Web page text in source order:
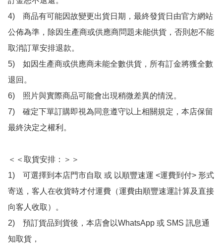
4)　商品有可能因故變更出貨日期，最終發貨日由官方網站
公佈為準，除因生產商或供應商問題未能供貨，否則恕不能
取消訂單安排退款。
5)　如因生產商或供應商未能全數供貨，所有訂金將獲全數
退回。
6)　照片與實際商品可能會出現稍微差異的情況。
7)　確定下單訂購即視為同意遵守以上相關規定，本店保留
最終決定之權利。
＜＜取貨安排：＞＞
1)　可選擇到本店門市自取 或 以順豐速運 <運費到付> 形式
寄送，客人在收貨時才付運費（運費由順豐速運計算及直接
向客人收取）。
2)　預訂貨品到貨後，本店會以WhatsApp 或 SMS 訊息通
知取貨，